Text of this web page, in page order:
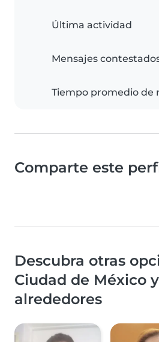
Última actividad
Mensajes
Tiempo promedio de
Comparte este
Descubra otras
Ciudad de México
alrededores